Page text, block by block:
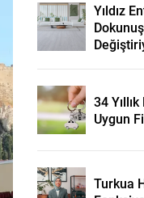
Yıldız
34
Uygun
Turkua